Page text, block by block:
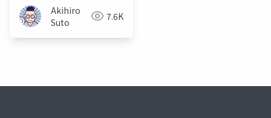
Akihiro
Suto
7.6K